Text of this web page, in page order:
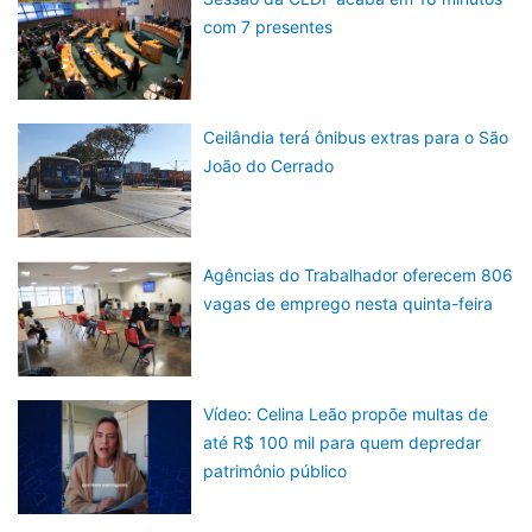
com 7 presentes
Ceilândia terá ônibus extras para o São
João do Cerrado
Agências do Trabalhador oferecem 806
vagas de emprego nesta quinta-feira
Vídeo: Celina Leão propõe multas de
até R$ 100 mil para quem depredar
patrimônio público